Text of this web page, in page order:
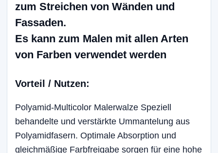
zum Streichen von Wänden und
Fassaden.
Es kann zum Malen mit allen Arten
von Farben verwendet werden
Vorteil / Nutzen:
Polyamid-Multicolor Malerwalze Speziell
behandelte und verstärkte Ummantelung aus
Polyamidfasern. Optimale Absorption und
gleichmäßige Farbfreigabe sorgen für eine hohe